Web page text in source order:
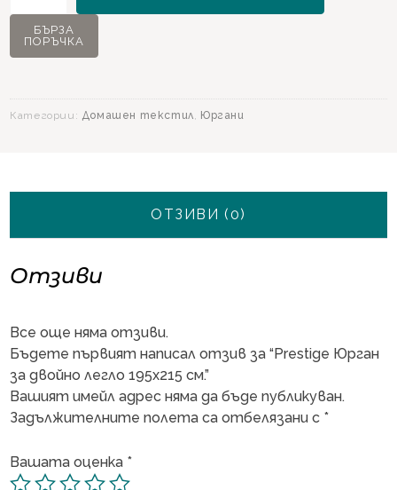
Prestige
Юрган
легло
БЪРЗА
ПОРЪЧКА
Категории: Домашен текстил, Юргани
ОТЗИВИ (0)
Отзиви
Все още няма отзиви.
Бъдете първият написал отзив за “Prestige Юрган
за двойно легло 195х215 см.”
Вашият имейл адрес няма да бъде публикуван.
Задължителните полета са отбелязани с *
Вашата оценка *